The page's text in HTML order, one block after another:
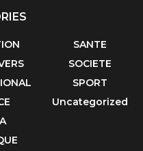
SANTE
SOCIETE
SPORT
Uncategorized